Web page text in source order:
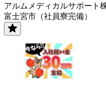
アルムメディカルサポート
富士宮市（社員寮完備）